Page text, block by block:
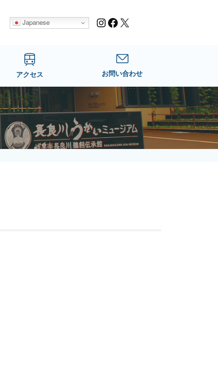
Japanese Instagram
Facebook
X
アクセス お問い合わせ